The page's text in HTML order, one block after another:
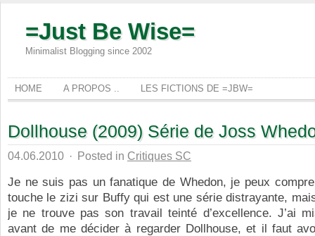
=Just Be Wise=
Minimalist Blogging since 2002
HOME A PROPOS .. LES FICTIONS DE =JBW=
Dollhouse (2009) Série de Joss
04.06.2010 · Posted in Critiques SC
Je ne suis pas un fanatique de Whedon, je peux
touche le zizi sur Buffy qui est une série distrayante,
je ne trouve pas son travail teinté d’excellence. J’ai
avant de me décider à regarder Dollhouse, et il faut